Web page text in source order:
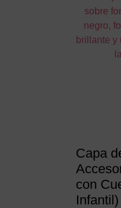
Capa
con
Infantil)